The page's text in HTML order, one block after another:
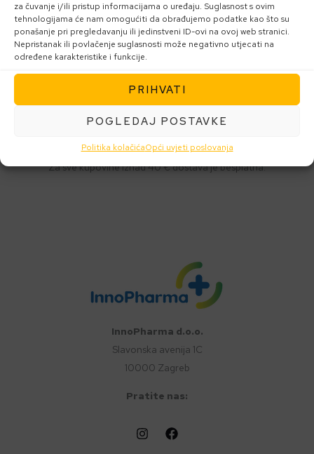
za čuvanje i/ili pristup informacijama o uređaju. Suglasnost s ovim
tehnologijama će nam omogućiti da obrađujemo podatke kao što su
ponašanje pri pregledavanju ili jedinstveni ID-ovi na ovoj web stranici.
Nepristanak ili povlačenje suglasnosti može negativno utjecati na
određene karakteristike i funkcije.
PRIHVATI
POGLEDAJ POSTAVKE
Politika kolačićaOpći uvjeti poslovanja
Zahvaliti ćemo vam se poklonom
Sve veće kupovine volimo razveseliti malim znakom pažnje.
Za sve kupovine iznad 40 € dostava je besplatna.
InnoPharma d.o.o.
Slavonska avenija 1C
10000 Zagreb
Pratite nas: